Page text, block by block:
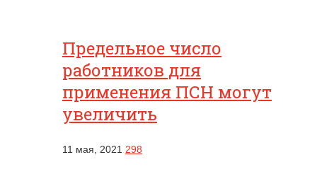
Предельное число
работников для
применения ПСН могут
увеличить
11 мая, 2021 298